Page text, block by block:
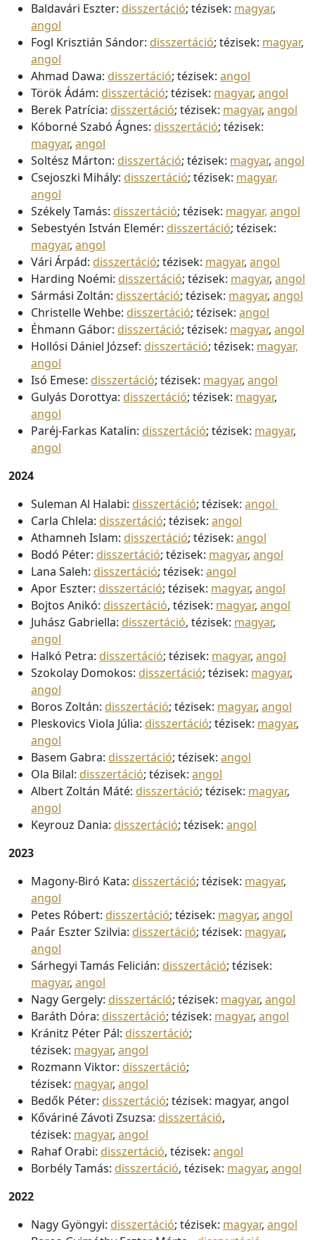
Baldavári Eszter: disszertáció; tézisek: magyar,
angol
Fogl Krisztián Sándor: disszertáció; tézisek: magyar,
angol
Ahmad Dawa: disszertáció; tézisek: angol
Török Ádám: disszertáció; tézisek: magyar, angol
Berek Patrícia: disszertáció; tézisek: magyar, angol
Kóborné Szabó Ágnes: disszertáció; tézisek:
magyar, angol
Soltész Márton: disszertáció; tézisek: magyar, angol
Csejoszki Mihály: disszertáció; tézisek: magyar,
angol
Székely Tamás: disszertáció; tézisek: magyar, angol
Sebestyén István Elemér: disszertáció; tézisek:
magyar, angol
Vári Árpád: disszertáció; tézisek: magyar, angol
Harding Noémi: disszertáció; tézisek: magyar, angol
Sármási Zoltán: disszertáció; tézisek: magyar, angol
Christelle Wehbe: disszertáció; tézisek: angol
Éhmann Gábor: disszertáció; tézisek: magyar, angol
Hollósi Dániel József: disszertáció; tézisek: magyar,
angol
Isó Emese: disszertáció; tézisek: magyar, angol
Gulyás Dorottya: disszertáció; tézisek: magyar,
angol
Paréj-Farkas Katalin: disszertáció; tézisek: magyar,
angol
2024
Suleman Al Halabi: disszertáció; tézisek: angol
Carla Chlela: disszertáció; tézisek: angol
Athamneh Islam: disszertáció; tézisek: angol
Bodó Péter: disszertáció; tézisek: magyar, angol
Lana Saleh: disszertáció; tézisek: angol
Apor Eszter: disszertáció; tézisek: magyar, angol
Bojtos Anikó: disszertáció, tézisek: magyar, angol
Juhász Gabriella: disszertáció, tézisek: magyar,
angol
Halkó Petra: disszertáció; tézisek: magyar, angol
Szokolay Domokos: disszertáció; tézisek: magyar,
angol
Boros Zoltán: disszertáció; tézisek: magyar, angol
Pleskovics Viola Júlia: disszertáció; tézisek: magyar,
angol
Basem Gabra: disszertáció; tézisek: angol
Ola Bilal: disszertáció; tézisek: angol
Albert Zoltán Máté: disszertáció; tézisek: magyar,
angol
Keyrouz Dania: disszertáció; tézisek: angol
2023
Magony-Biró Kata: disszertáció; tézisek: magyar,
angol
Petes Róbert: disszertáció; tézisek: magyar, angol
Paár Eszter Szilvia: disszertáció; tézisek: magyar,
angol
Sárhegyi Tamás Felicián: disszertáció; tézisek:
magyar, angol
Nagy Gergely: disszertáció; tézisek: magyar, angol
Baráth Dóra: disszertáció; tézisek: magyar, angol
Kránitz Péter Pál: disszertáció;
tézisek: magyar, angol
Rozmann Viktor: disszertáció;
tézisek: magyar, angol
Bedők Péter: disszertáció; tézisek: magyar, angol
Kőváriné Závoti Zsuzsa: disszertáció,
tézisek: magyar, angol
Rahaf Orabi: disszertáció, tézisek: angol
Borbély Tamás: disszertáció, tézisek: magyar, angol
2022
Nagy Gyöngyi: disszertáció; tézisek: magyar, angol